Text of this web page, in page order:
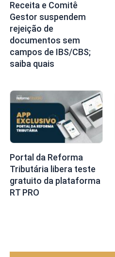
Receita e Comitê
Gestor suspendem
rejeição de
documentos sem
campos de IBS/CBS;
saiba quais
Portal da Reforma
Tributária libera teste
gratuito da plataforma
RT PRO